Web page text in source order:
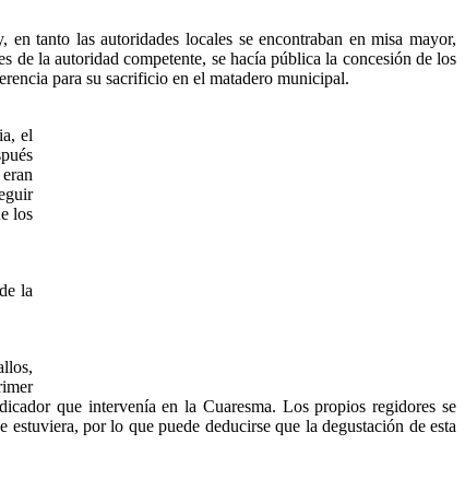
tanto las autoridades locales se encontraban en misa mayor,
de la autoridad competente, se hacía pública la concesión de los
para su sacrificio en el matadero municipal.
el
los
la
que intervenía en la Cuaresma. Los propios regidores se
por lo que puede deducirse que la degustación de esta